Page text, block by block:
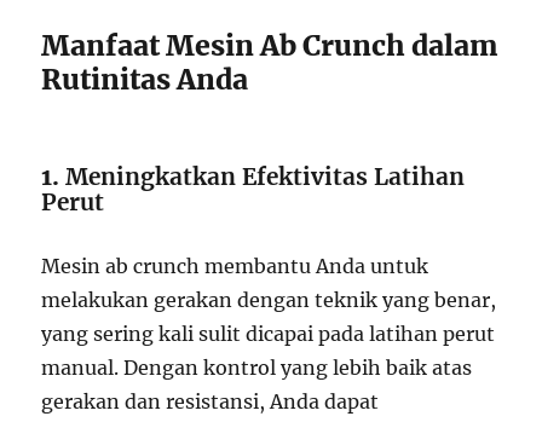
Manfaat Mesin Ab Crunch dalam
Rutinitas Anda
1.Meningkatkan Efektivitas Latihan
Perut
Mesin ab crunch membantu Anda untuk
melakukan gerakan dengan teknik yang benar,
yang sering kali sulit dicapai pada latihan perut
manual. Dengan kontrol yang lebih baik atas
gerakan dan resistansi, Anda dapat